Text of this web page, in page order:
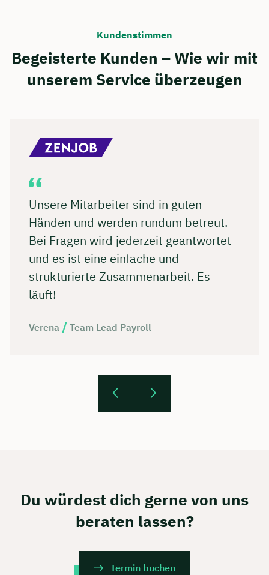
Kundenstimmen
Begeisterte Kunden – Wie wir mit
unserem Service überzeugen
Unsere Mitarbeiter sind in guten
Händen und werden rundum betreut.
Bei Fragen wird jederzeit geantwortet
und es ist eine einfache und
strukturierte Zusammenarbeit. Es
läuft!
Verena / Team Lead Payroll
Du würdest dich gerne von uns
beraten lassen?
Termin buchen